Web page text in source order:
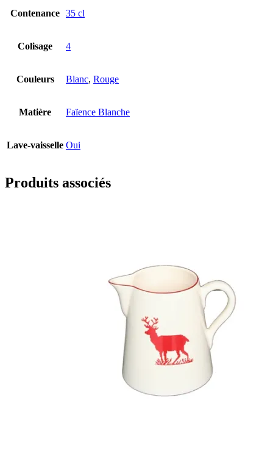
Contenance 35 cl
Colisage 4
Couleurs Blanc, Rouge
Matière Faïence Blanche
Lave-vaisselle Oui
Produits associés